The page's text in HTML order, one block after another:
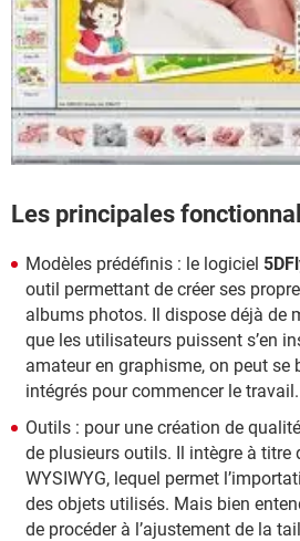
Les principales
Modèles prédéfinis : le logiciel
outil permettant de créer ses
albums photos. Il dispose déjà de
que les utilisateurs puissent s’en
amateur en graphisme, on peut se
intégrés pour commencer le travail.
Outils : pour une création de
de plusieurs outils. Il intègre à titre
WYSIWYG, lequel permet
des objets utilisés. Mais bien
de procéder à l’ajustement de la